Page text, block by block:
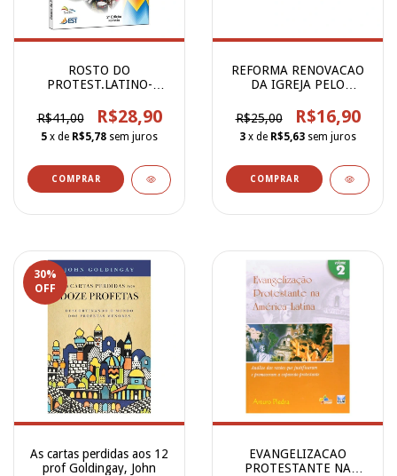
ROSTO DO
PROTEST.LATINO-
R$41,00
R$28,90
5 x de R$5,78 sem juros
REFORMA RENOVACAO
DA IGREJA PELO
R$25,00
R$16,90
3 x de R$5,63 sem juros
30%
OFF
As cartas perdidas aos 12
prof Goldingay, John
EVANGELIZACAO
PROTESTANTE NA